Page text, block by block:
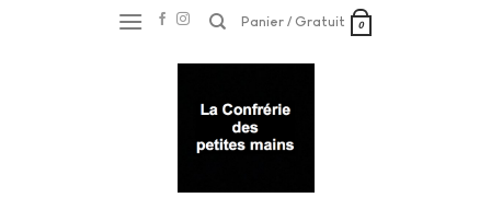
Panier / Gratuit 0